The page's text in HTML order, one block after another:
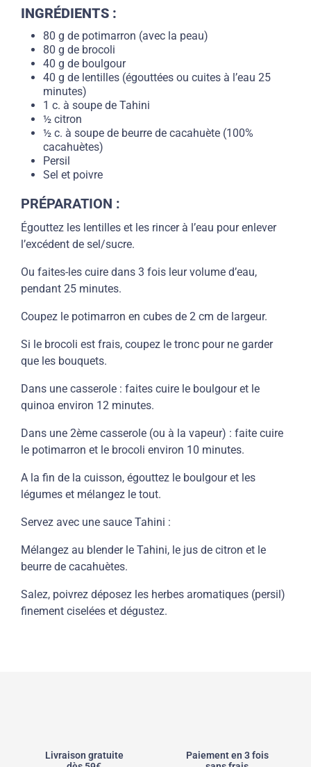
INGRÉDIENTS :
80 g de potimarron (avec la peau)
80 g de brocoli
40 g de boulgour
40 g de lentilles (égouttées ou cuites à l’eau 25
minutes)
1 c. à soupe de Tahini
½ citron
½ c. à soupe de beurre de cacahuète (100%
cacahuètes)
Persil
Sel et poivre
PRÉPARATION :
Égouttez les lentilles et les rincer à l’eau pour enlever
l’excédent de sel/sucre.
Ou faites-les cuire dans 3 fois leur volume d’eau,
pendant 25 minutes.
Coupez le potimarron en cubes de 2 cm de largeur.
Si le brocoli est frais, coupez le tronc pour ne garder
que les bouquets.
Dans une casserole : faites cuire le boulgour et le
quinoa environ 12 minutes.
Dans une 2ème casserole (ou à la vapeur) : faite cuire
le potimarron et le brocoli environ 10 minutes.
A la fin de la cuisson, égouttez le boulgour et les
légumes et mélangez le tout.
Servez avec une sauce Tahini :
Mélangez au blender le Tahini, le jus de citron et le
beurre de cacahuètes.
Salez, poivrez déposez les herbes aromatiques (persil)
finement ciselées et dégustez.
Livraison gratuite
Paiement en 3 fois